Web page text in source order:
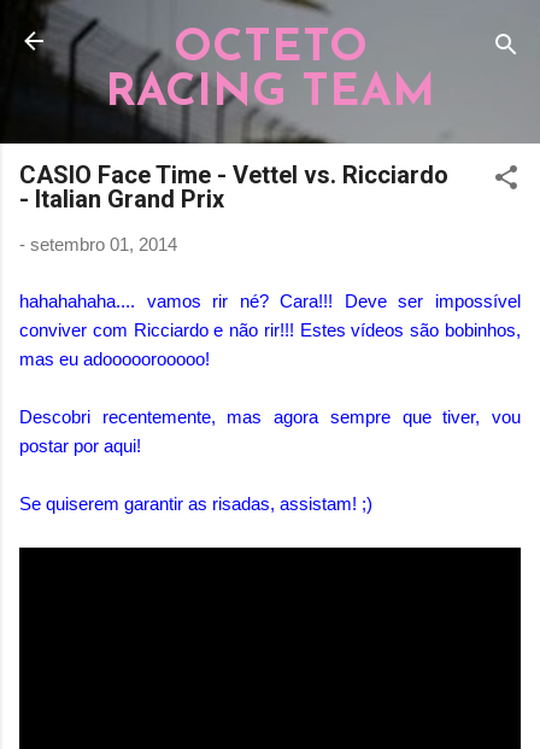
Pular para o conteúdo principal
OCTETO
RACING TEAM
CASIO Face Time - Vettel vs. Ricciardo
- Italian Grand Prix
- setembro 01, 2014
hahahahaha.... vamos rir né? Cara!!! Deve ser impossível
conviver com Ricciardo e não rir!!! Estes vídeos são bobinhos,
mas eu adooooorooooo!
Descobri recentemente, mas agora sempre que tiver, vou
postar por aqui!
Se quiserem garantir as risadas, assistam! ;)